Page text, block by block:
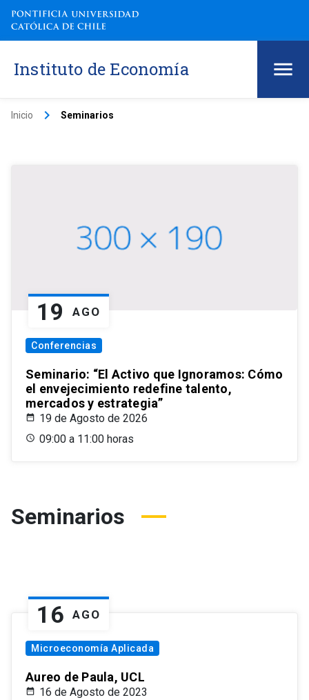
Instituto de Economía
Inicio keyboard_arrow_right Seminarios
19 AGO
Conferencias
Seminario: “El Activo que Ignoramos: Cómo
el envejecimiento redefine talento,
mercados y estrategia”
19 de Agosto de 2026
09:00 a 11:00 horas
Seminarios
16 AGO
Microeconomía Aplicada
Aureo de Paula, UCL
16 de Agosto de 2023